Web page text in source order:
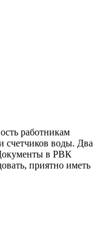
работникам
счетчиков воды. Два
в РВК
приятно иметь